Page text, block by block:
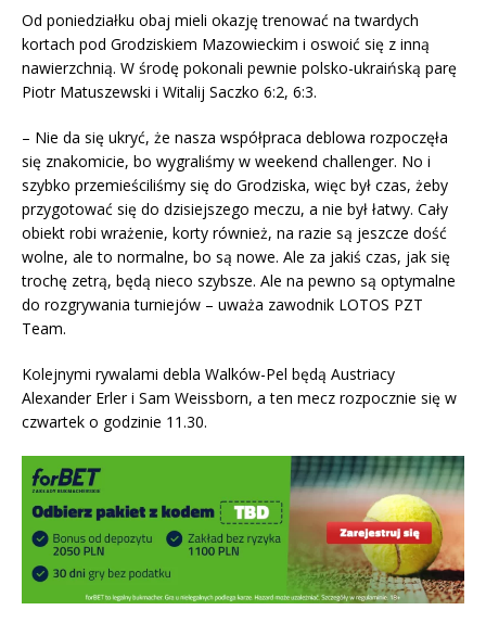
Od poniedziałku obaj mieli okazję trenować na twardych
kortach pod Grodziskiem Mazowieckim i oswoić się z inną
nawierzchnią. W środę pokonali pewnie polsko-ukraińską parę
Piotr Matuszewski i Witalij Saczko 6:2, 6:3.
– Nie da się ukryć, że nasza współpraca deblowa rozpoczęła
się znakomicie, bo wygraliśmy w weekend challenger. No i
szybko przemieściliśmy się do Grodziska, więc był czas, żeby
przygotować się do dzisiejszego meczu, a nie był łatwy. Cały
obiekt robi wrażenie, korty również, na razie są jeszcze dość
wolne, ale to normalne, bo są nowe. Ale za jakiś czas, jak się
trochę zetrą, będą nieco szybsze. Ale na pewno są optymalne
do rozgrywania turniejów – uważa zawodnik LOTOS PZT
Team.
Kolejnymi rywalami debla Walków-Pel będą Austriacy
Alexander Erler i Sam Weissborn, a ten mecz rozpocznie się w
czwartek o godzinie 11.30.